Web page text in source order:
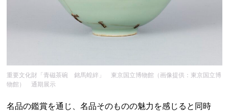
重要文化財「青磁茶碗 銘馬蝗絆」 東京国立博物館（画像提供：東京国立博
物館） 通期展示
名品の鑑賞を通じ、名品そのものの魅力を感じると同時